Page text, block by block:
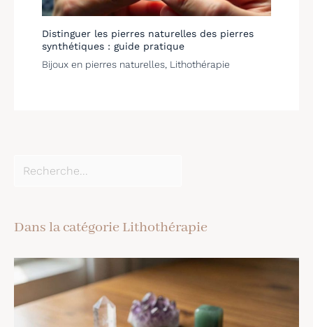
Distinguer les pierres naturelles des pierres
synthétiques : guide pratique
Bijoux en pierres naturelles, Lithothérapie
Dans la catégorie Lithothérapie